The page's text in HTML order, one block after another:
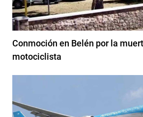
Conmoción en Belén por la
motociclista